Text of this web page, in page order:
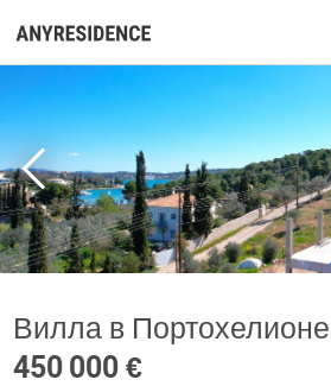
Вилла в Портохелионе
450 000 €